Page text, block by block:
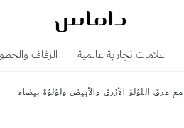
علامات تجارية عالمية الزفاف